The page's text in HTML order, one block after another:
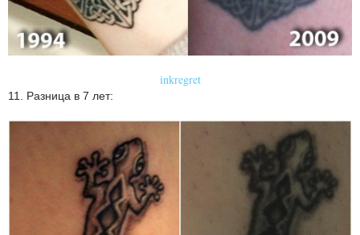
inkregret
11. Разница в 7 лет: